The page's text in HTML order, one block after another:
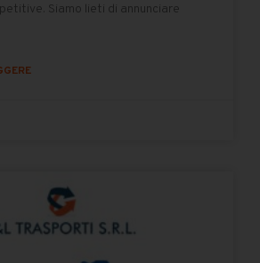
Siamo lieti di annunciare